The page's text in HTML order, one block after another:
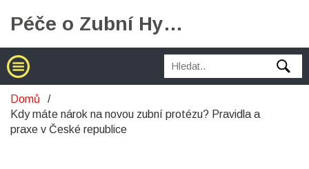
Péče o Zubní Hygienu
Domů
Kdy máte nárok na novou zubní protézu? Pravidla a
praxe v České republice